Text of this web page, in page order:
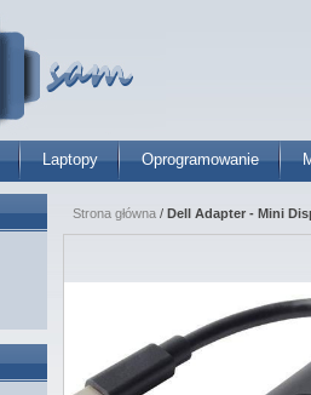
Laptopy Oprogramowanie
Strona główna / Dell Adapter - Mini